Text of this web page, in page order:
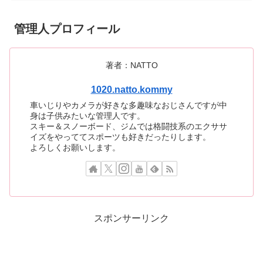
管理人プロフィール
著者：NATTO
1020.natto.kommy
車いじりやカメラが好きな多趣味なおじさんですが中
身は子供みたいな管理人です。
スキー＆スノーボード、ジムでは格闘技系のエクササ
イズをやっててスポーツも好きだったりします。
よろしくお願いします。
スポンサーリンク